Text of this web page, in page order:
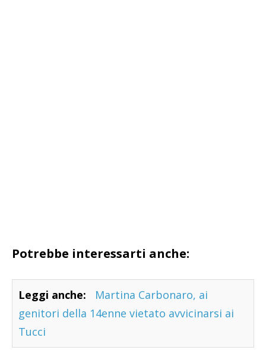
Potrebbe interessarti anche:
Leggi anche:
Martina Carbonaro, ai
genitori della 14enne vietato avvicinarsi ai
Tucci